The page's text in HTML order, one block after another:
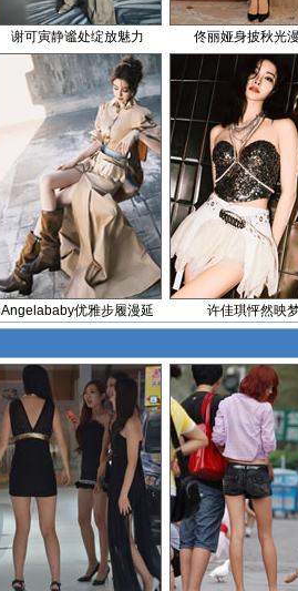
谢可寅静谧处绽放魅力 佟丽娅身披秋光
Angelababy优雅步履漫延 许佳琪怦然映